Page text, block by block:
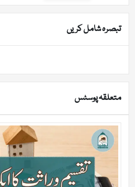
تبصرہ شامل کریں
متعلقہ پوسٹس